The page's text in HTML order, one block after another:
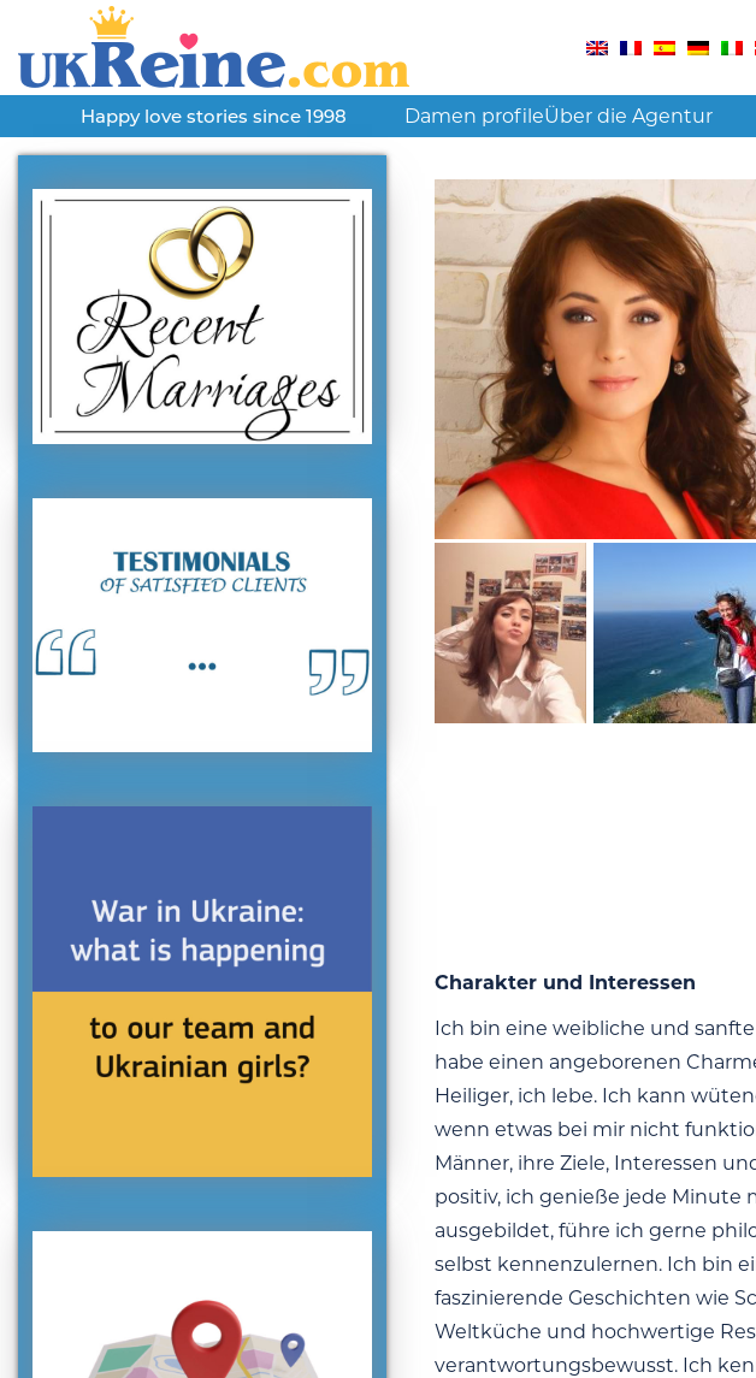
Happy love stories since 1998 Damen profileÜber die Agentur
Charakter und Interessen
Ich bin eine weibliche und
habe einen angeborenen
Heiliger, ich lebe. Ich kann
wenn etwas bei mir nicht
Männer, ihre Ziele, Interessen
positiv, ich genieße jede Minute
ausgebildet, führe ich gerne
selbst kennenzulernen. Ich bin
faszinierende Geschichten wie
Weltküche und hochwertige
verantwortungsbewusst. Ich